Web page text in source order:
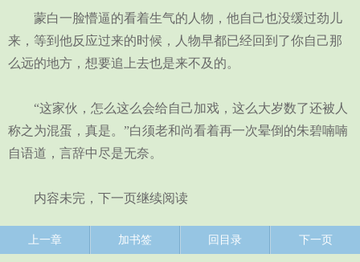
蒙白一脸懵逼的看着生气的人物，他自己也没缓过劲儿
来，等到他反应过来的时候，人物早都已经回到了你自己那
么远的地方，想要追上去也是来不及的。
“这家伙，怎么这么会给自己加戏，这么大岁数了还被人
称之为混蛋，真是。”白须老和尚看着再一次晕倒的朱碧喃喃
自语道，言辞中尽是无奈。
内容未完，下一页继续阅读
上一章 加书签 回目录 下一页